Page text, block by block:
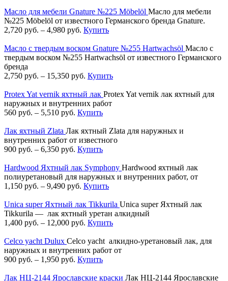
Масло для мебели Gnature №225 Möbelöl Масло для мебели
№225 Möbelöl от известного Германского бренда Gnature.
2,720 руб. – 4,980 руб. Купить
Масло с твердым воском Gnature №255 Hartwachsöl Масло с
твердым воском №255 Hartwachsöl от известного Германского
бренда
2,750 руб. – 15,350 руб. Купить
Protex Yat vernik яхтный лак Protex Yat vernik лак яхтный для
наружных и внутренних работ
560 руб. – 5,510 руб. Купить
Лак яхтный Zlata Лак яхтный Zlata для наружных и
внутренних работ от известного
900 руб. – 6,350 руб. Купить
Hardwood Яхтный лак Symphony Hardwood яхтный лак
полиуретановый для наружных и внутренних работ, от
1,150 руб. – 9,490 руб. Купить
Unica super Яхтный лак Tikkurila Unica super Яхтный лак
Tikkurila — лак яхтный уретан алкидный
1,400 руб. – 12,000 руб. Купить
Celco yacht Dulux Celco yacht алкидно-уретановый лак, для
наружных и внутренних работ от
900 руб. – 1,950 руб. Купить
Лак НЦ-2144 Ярославские краски Лак НЦ-2144 Ярославские